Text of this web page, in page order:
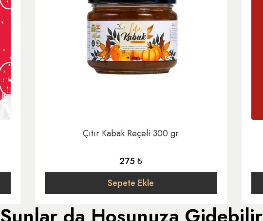
Çıtır Kabak Reçeli 300 gr
275 ₺
Sepete Ekle